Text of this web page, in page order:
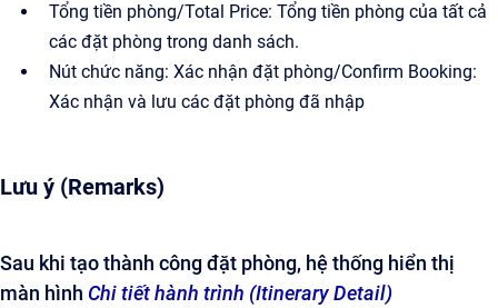
Tổng tiền phòng/Total Price: Tổng tiền phòng của tất cả
các đặt phòng trong danh sách.
Nút chức năng: Xác nhận đặt phòng/Confirm Booking:
Xác nhận và lưu các đặt phòng đã nhập
Lưu ý (Remarks)
Sau khi tạo thành công đặt phòng, hệ thống hiển thị
màn hình Chi tiết hành trình (Itinerary Detail)